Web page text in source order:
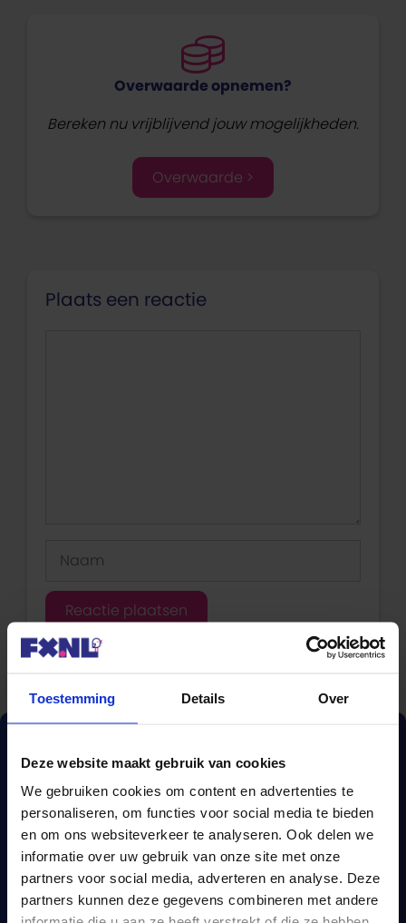
Toestemming Details Over
Deze website maakt gebruik van cookies
We gebruiken cookies om content en advertenties te
personaliseren, om functies voor social media te bieden
en om ons websiteverkeer te analyseren. Ook delen we
informatie over uw gebruik van onze site met onze
partners voor social media, adverteren en analyse. Deze
partners kunnen deze gegevens combineren met andere
Overwaarde opnemen?
Bereken nu vrijblijvend jouw mogelijkheden.
Overwaarde >
Plaats een reactie
Naam